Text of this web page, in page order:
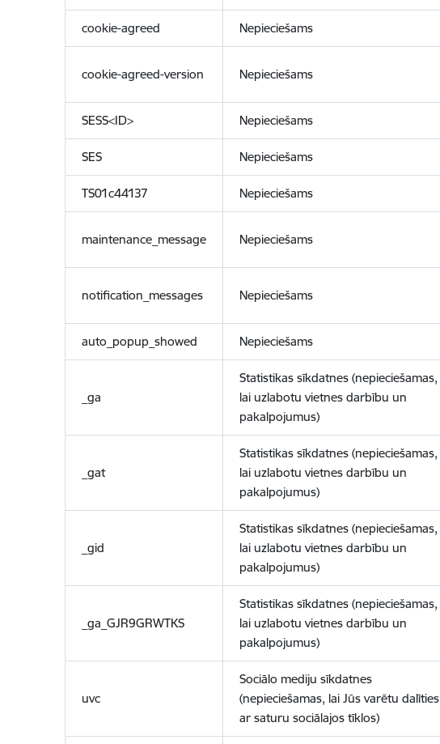
cookie-agreed Nepieciešams
cookie-agreed-version Nepieciešams
SESS<ID> Nepieciešams
SES Nepieciešams
TS01c44137 Nepieciešams
maintenance_message Nepieciešams
notification_messages Nepieciešams
auto_popup_showed Nepieciešams
_ga
Statistikas sīkdatnes (nepieciešamas,
lai uzlabotu vietnes darbību un
pakalpojumus)
_gat
Statistikas sīkdatnes (nepieciešamas,
lai uzlabotu vietnes darbību un
pakalpojumus)
_gid
Statistikas sīkdatnes (nepieciešamas,
lai uzlabotu vietnes darbību un
pakalpojumus)
_ga_GJR9GRWTKS
Statistikas sīkdatnes (nepieciešamas,
lai uzlabotu vietnes darbību un
pakalpojumus)
uvc
Sociālo mediju sīkdatnes
(nepieciešamas, lai Jūs varētu dalīties
ar saturu sociālajos tīklos)